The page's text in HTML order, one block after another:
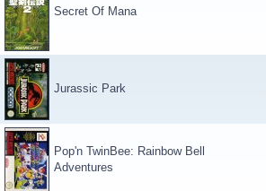
Secret Of Mana
Jurassic Park
Pop'n TwinBee: Rainbow Bell
Adventures